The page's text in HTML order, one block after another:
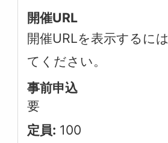
開催URL
開催URLを表示するには
てください。
事前申込
要
定員: 100